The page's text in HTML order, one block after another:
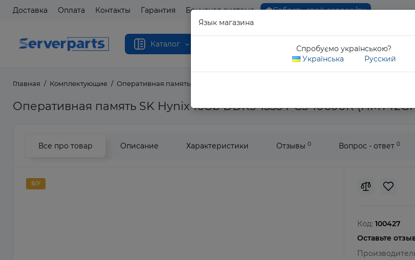
Доставка Оплата Контакты Гарантия Бонусная система Собрать свой сервер/пк
Каталог
Главная Комплектующие Оперативная память Оперативная память Hynix 16Gb DDR3-1333 PC3-10600 2Rx4
Оперативная память SK Hynix 16Gb DDR3-1333 PC3-10600R
Язык магазина
Спробуємо українською?
Українська
Русский
Все про товар Описание Характеристики Отзывы 0 Вопрос - ответ 0
Б/У
Код: 100427
Оставьте